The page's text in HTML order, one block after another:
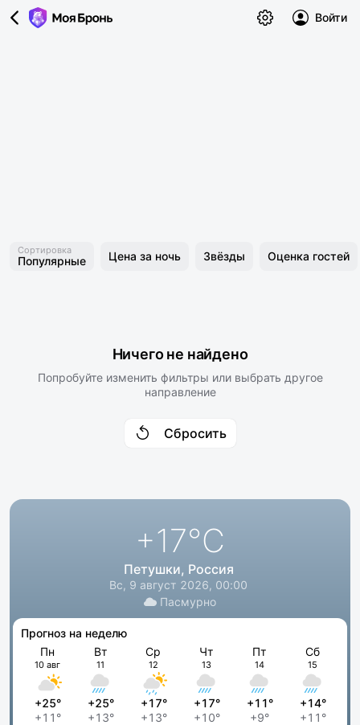
Войти
Сортировка
Популярные Цена за ночь Звёзды Оценка гостей
Ничего не найдено
Попробуйте изменить фильтры или выбрать другое
направление
Сбросить
+17°C
Петушки, Россия
Вс, 9 август 2026, 00:00
Пасмурно
Прогноз на неделю
Пн
10 авг
+25°
+11°
Вт
11
+25°
+13°
Ср
12
+17°
+13°
Чт
13
+17°
+10°
Пт
14
+11°
+9°
Сб
15
+14°
+11°